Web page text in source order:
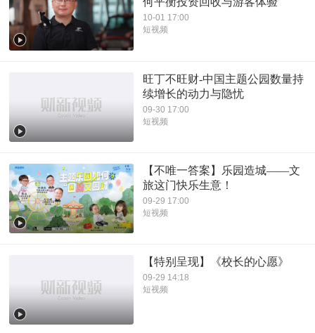
10-01 17:00
短视频
旺丁不旺财-中国主题公园数量持
续增长的动力与隐忧
09-30 17:00
短视频
【不唯一答案】乐园造城——文
旅这门快乐生意！
09-29 17:00
短视频
【特别呈现】《校长的心愿》
09-29 14:18
短视频